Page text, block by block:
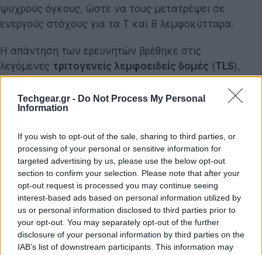
Techgear.gr - Do Not Process My Personal
Information
If you wish to opt-out of the sale, sharing to third parties, or
processing of your personal or sensitive information for
targeted advertising by us, please use the below opt-out
section to confirm your selection. Please note that after your
opt-out request is processed you may continue seeing
interest-based ads based on personal information utilized by
us or personal information disclosed to third parties prior to
your opt-out. You may separately opt-out of the further
disclosure of your personal information by third parties on the
IAB’s list of downstream participants. This information may
ψυχρούς όγκους, ώστε να τους μετατρέψει σε
ενεργούς στόχους για τα Τ και Β λεμφοκύτταρα.
Η απάντηση των ερευνητών βρέθηκε στις
λεγόμενες τριτογενείς λεμφοειδείς δομές (TLS),
μικρές, προσωρινές «βάσεις επιχειρήσεων» του
ανοσοποιητικού συστήματος που σχηματίζονται μέσα
ή γύρω από όγκους όταν υπάρχει έντονη ανοσολογική
λεμφογάγγλια, όπου τα Τ και Β κύτταρα
συνεργάζονται για να αναγνωρίσουν και να επιτεθούν
σε καρκινικά κύτταρα. Η παρουσία τους σε έναν όγκο
θεωρείται εξαιρετικά καλός προγνωστικός δείκτης για
την αποτελεσματικότητα της θεραπείας και τη
μακροχρόνια επιβίωση του ασθενούς.
Για να προκαλέσουν τον σχηματισμό TLS μέσα σε